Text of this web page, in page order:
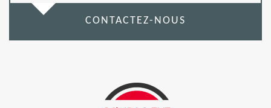
CONTACTEZ-NOUS